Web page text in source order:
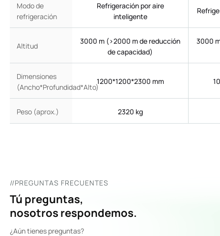
Modo de
refrigeración
Refrigeración por aire
inteligente
Altitud
3000 m (>2000 m de reducción
de capacidad)
3000
Dimensiones
(Ancho*Profundidad*Alto)
1200*1200*2300 mm
Peso (aprox.) 2320 kg
//PREGUNTAS FRECUENTES
Tú preguntas,
nosotros respondemos.
¿Aún tienes preguntas?